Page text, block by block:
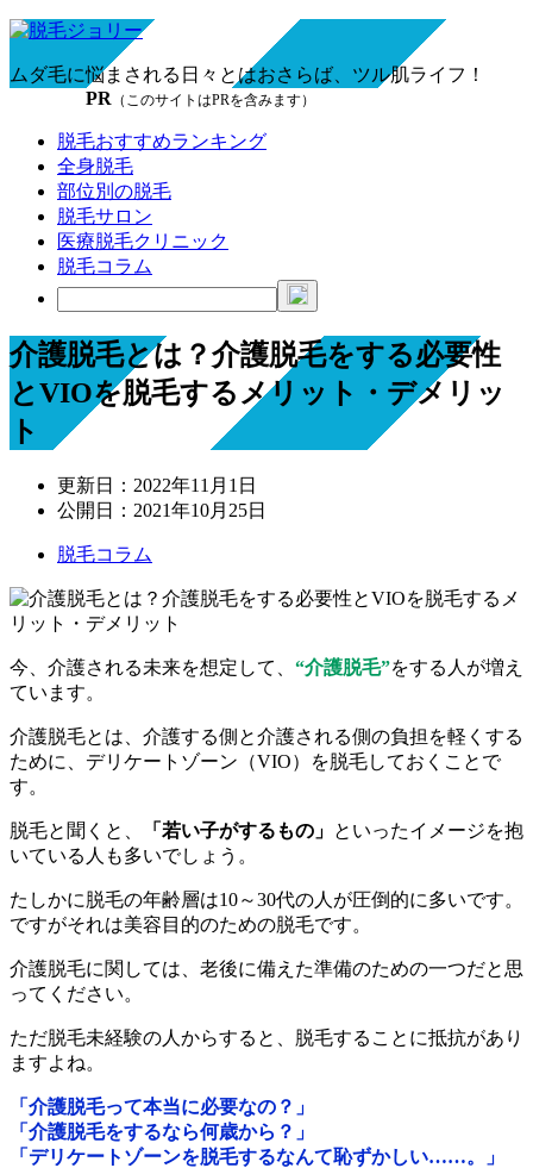
ムダ毛に悩まされる日々とはおさらば、ツル肌ライフ！
PR （このサイトはPRを含みます）
脱毛おすすめランキング
全身脱毛
部位別の脱毛
脱毛サロン
医療脱毛クリニック
脱毛コラム
介護脱毛とは？介護脱毛をする必要性
とVIOを脱毛するメリット・デメリッ
ト
更新日： 2022年11月1日
公開日： 2021年10月25日
脱毛コラム
今、介護される未来を想定して、 “介護脱毛”をする人が増え
ています。
介護脱毛とは、介護する側と介護される側の負担を軽くする
ために、デリケートゾーン（VIO）を脱毛しておくことで
す。
脱毛と聞くと、 「若い子がするもの」 といったイメージを抱
いている人も多いでしょう。
たしかに脱毛の年齢層は10～30代の人が圧倒的に多いです。
ですがそれは美容目的のための脱毛です。
介護脱毛に関しては、老後に備えた準備のための一つだと思
ってください。
ただ脱毛未経験の人からすると、脱毛することに抵抗があり
ますよね。
「介護脱毛って本当に必要なの？」
「介護脱毛をするなら何歳から？」
「デリケートゾーンを脱毛するなんて恥ずかしい……。」